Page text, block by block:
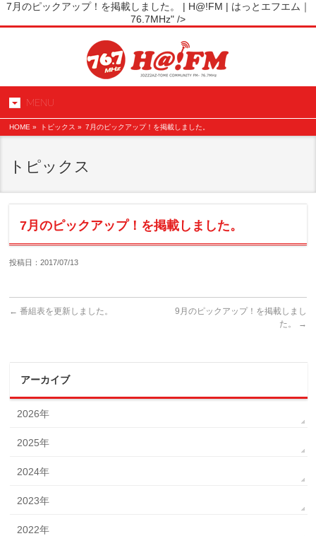
7月のピックアップ！を掲載しました。 | H@!FM | はっとエフエム｜
76.7MHz" />
MENU
HOME » トピックス » 7月のピックアップ！を掲載しました。
トピックス
7月のピックアップ！を掲載しました。
投稿日：2017/07/13
← 番組表を更新しました。
9月のピックアップ！を掲載しまし
た。
→
アーカイブ
2026年
2025年
2024年
2023年
2022年